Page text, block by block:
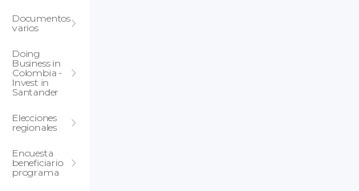
Documentos
varios
Doing
Business in
Colombia -
Invest in
Santander
Elecciones
regionales
Encuesta
beneficiario
programa